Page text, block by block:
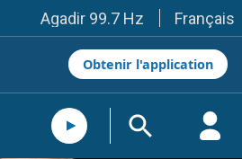
Agadir 99.7 Hz
Tanger 103.3 Hz
Tétouan 87.8 Hz
Fès 98.8 Hz
Meknès 97.2 Hz
El Jadida 97.3
Settat 104,6
Français
Obtenir l'application